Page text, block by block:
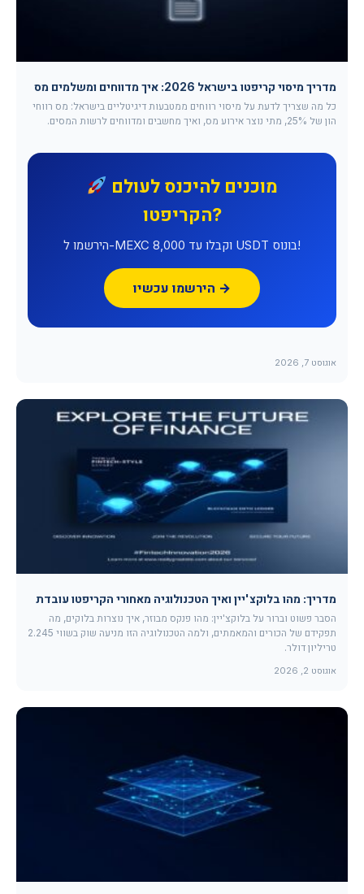
מדריך מיסוי קריפטו בישראל 2026: איך מדווחים ומשלמים מס
כל מה שצריך לדעת על מיסוי רווחים ממטבעות דיגיטליים בישראל: מס רווחי
הון של 25%, מתי נוצר אירוע מס, ואיך מחשבים ומדווחים לרשות המסים.
הקריפטו?
הירשמו ל-MEXC וקבלו עד 8,000 USDT בונוס!
הירשמו עכשיו →
אוגוסט 7, 2026
מדריך: מהו בלוקצ'יין ואיך הטכנולוגיה מאחורי הקריפטו עובדת
הסבר פשוט וברור על בלוקצ'יין: מהו פנקס מבוזר, איך נוצרות בלוקים, מה
תפקידם של הכורים והמאמתים, ולמה הטכנולוגיה הזו מניעה שוק בשווי 2.245
טריליון דולר.
אוגוסט 2, 2026